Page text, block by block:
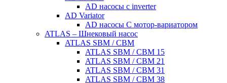
AD насосы с inverter
AD Variator
AD насосы С мотор-вариатором
ATLAS – Шнековый насос
ATLAS SBM / CBM
ATLAS SBM / CBM 15
ATLAS SBM / CBM 21
ATLAS SBM / CBM 31
ATLAS SBM / CBM 38